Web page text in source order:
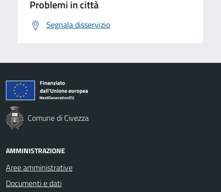
Problemi in città
Segnala disservizio
Comune di Civezza
AMMINISTRAZIONE
Aree amministrative
Documenti e dati